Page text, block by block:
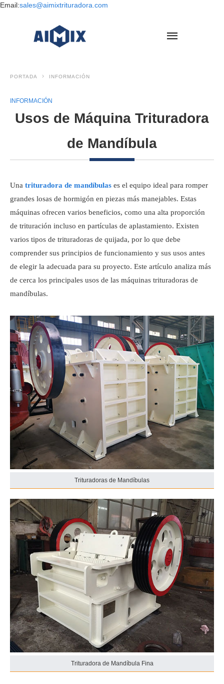
Email:sales@aimixtrituradora.com
PORTADA INFORMACIÓN
INFORMACIÓN
Usos de Máquina Trituradora
de Mandíbula
Una trituradora de mandíbulas es el equipo ideal para romper
grandes losas de hormigón en piezas más manejables. Estas
máquinas ofrecen varios beneficios, como una alta proporción
de trituración incluso en partículas de aplastamiento. Existen
varios tipos de trituradoras de quijada, por lo que debe
comprender sus principios de funcionamiento y sus usos antes
de elegir la adecuada para su proyecto. Este artículo analiza más
de cerca los principales usos de las máquinas trituradoras de
mandíbulas.
Trituradoras de Mandíbulas
Trituradora de Mandíbula Fina